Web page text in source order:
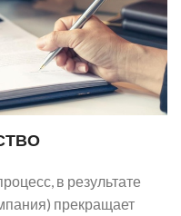
в результате
прекращает